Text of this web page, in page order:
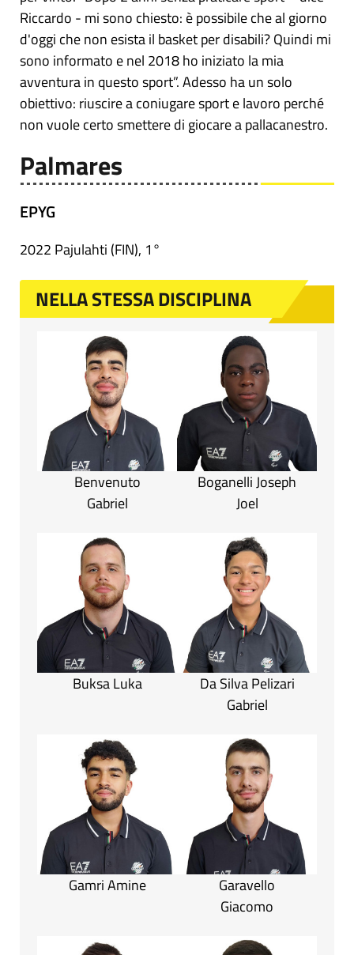
Riccardo - mi sono chiesto: è possibile che al giorno
d'oggi che non esista il basket per disabili? Quindi mi
sono informato e nel 2018 ho iniziato la mia
avventura in questo sport”. Adesso ha un solo
obiettivo: riuscire a coniugare sport e lavoro perché
non vuole certo smettere di giocare a pallacanestro.
Palmares
EPYG
2022 Pajulahti (FIN), 1°
NELLA STESSA DISCIPLINA
Benvenuto
Gabriel
Boganelli Joseph
Joel
Buksa Luka
Da Silva Pelizari
Gabriel
Gamri Amine
Garavello
Giacomo